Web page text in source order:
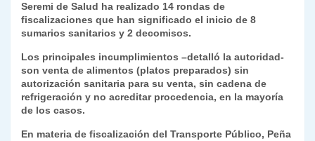
Seremi de Salud ha realizado 14 rondas de
fiscalizaciones que han significado el inicio de 8
sumarios sanitarios y 2 decomisos.
Los principales incumplimientos –detalló la autoridad-
son venta de alimentos (platos preparados) sin
autorización sanitaria para su venta, sin cadena de
refrigeración y no acreditar procedencia, en la mayoría
de los casos.
En materia de fiscalización del Transporte Público, Peña